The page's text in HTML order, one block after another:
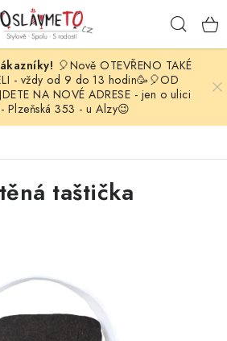
🎈Nově OTEVŘENO TAKÉ
- vždy od 9 do 13 hodin🥳🎈OD
NA NOVÉ ADRESE - jen o ulici
Plzeňská 353 - u Alzy😉
taštička